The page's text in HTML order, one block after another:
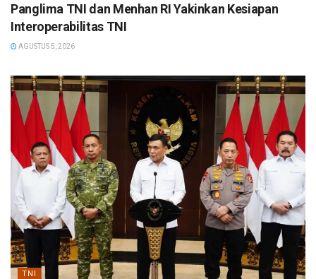
Panglima TNI dan Menhan RI Yakinkan Kesiapan
Interoperabilitas TNI
AGUSTUS 5, 2026
TNI